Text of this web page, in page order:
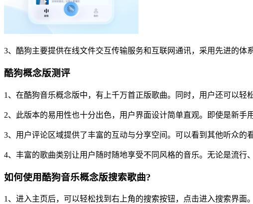
3、酷狗主要提供在线文件交互传输服务和互联网通讯，采用先进的体
酷狗概念版测评
1、在酷狗音乐概念版中，有上千万首正版歌曲。同时，用户还可以轻
2、此版本的易用性也十分出色，用户界面设计简单直观。即使是新手
3、用户评论区域提供了丰富的互动与分享空间。可以看到其他听众的
4、丰富的歌曲类别让用户随时随地享受不同风格的音乐。无论是流行
如何使用酷狗音乐概念版搜索歌曲?
1、进入主页后，可以轻松找到右上角的搜索按钮，点击进入搜索界面